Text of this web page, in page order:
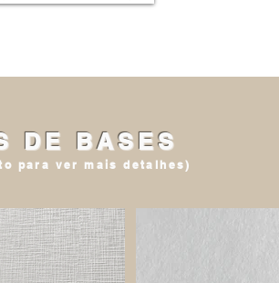
DE BASES
para ver mais detalhes)